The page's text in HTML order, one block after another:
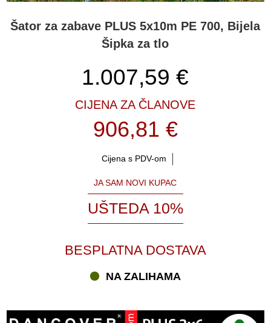
Šator za zabave PLUS 5x10m PE 700, Bijela
Šipka za tlo
1.007,59 €
CIJENA ZA ČLANOVE
906,81 €
Cijena s PDV-om
JA SAM NOVI KUPAC
UŠTEDA 10%
BESPLATNA DOSTAVA
NA ZALIHAMA